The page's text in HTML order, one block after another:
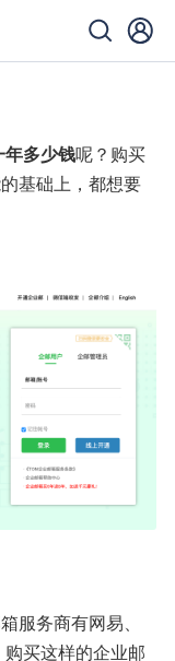
多少钱呢？购买
基础上，都想要
服务商有网易、
买这样的企业邮